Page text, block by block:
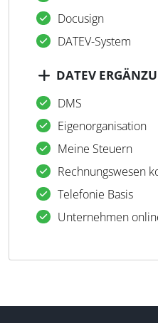
Docusign
DATEV-System
DATEV
DMS
Eigenorganisation
Meine Steuern
Rechnungswesen
Telefonie Basis
Unternehmen